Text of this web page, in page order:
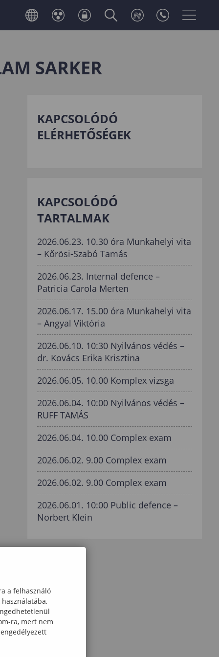
SARKER
KAPCSOLÓDÓ
ELÉRHETŐSÉGEK
KAPCSOLÓDÓ
TARTALMAK
2026.06.23. 10.30 óra Munkahelyi vita
– Kőrösi-Szabó Tamás
2026.06.23. Internal defence –
Patricia Carola Merten
2026.06.17. 15.00 óra Munkahelyi vita
– Angyal Viktória
2026.06.10. 10:30 Nyilvános védés –
dr. Kovács Erika Krisztina
2026.06.05. 10.00 Komplex vizsga
2026.06.04. 10:00 Nyilvános védés –
RUFF TAMÁS
2026.06.04. 10.00 Complex exam
2026.06.02. 9.00 Complex exam
2026.06.02. 9.00 Complex exam
2026.06.01. 10:00 Public defence –
Norbert Klein
a felhasználó
ra, mert nem